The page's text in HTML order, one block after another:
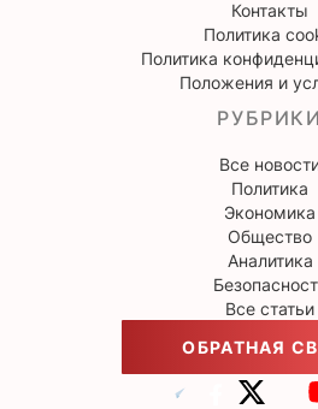
Контакты
Политика
Политика
Положения и
РУБРИКИ
Все
Политика
Экономика
Общество
Аналитика
Все статьи
ОБРАТНАЯ